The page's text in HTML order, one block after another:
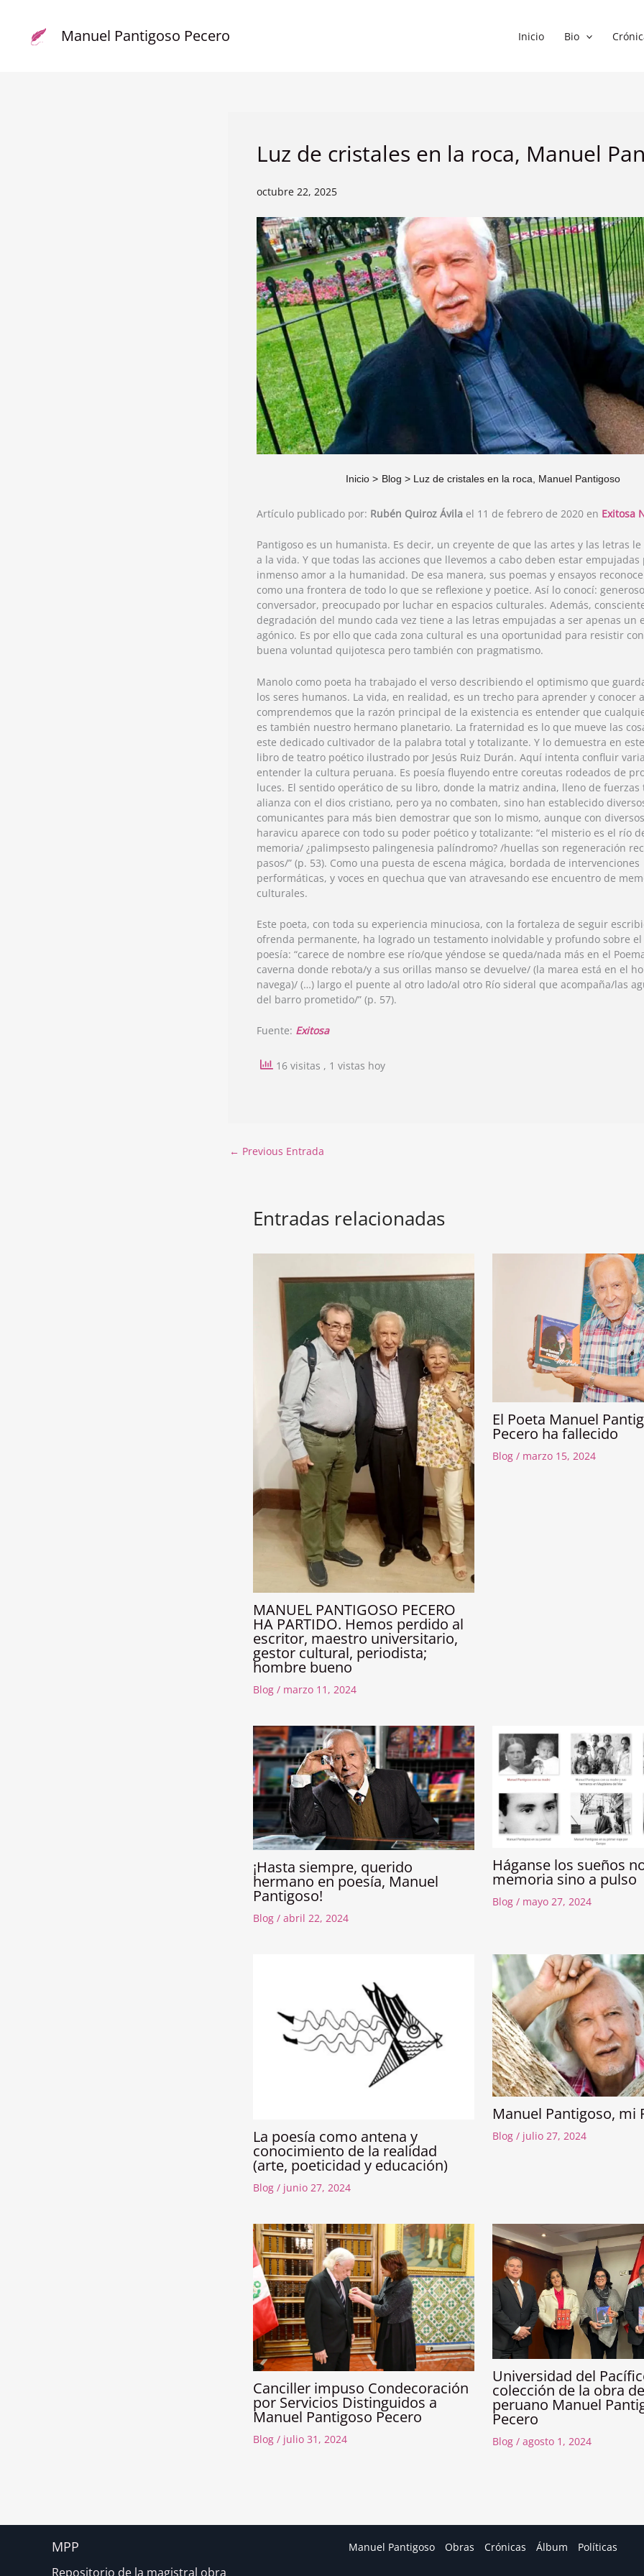
Manuel Pantigoso Pecero Inicio Bio
Luz de cristales en la roca, Manuel
octubre 22, 2025
Inicio Blog Luz de cristales en la roca, Manuel Pantigoso
Artículo publicado por: Rubén Quiroz Ávila el 11 de febrero de 2020 en Exitosa
Pantigoso es un humanista. Es decir, un creyente de que las artes y las letras
a la vida. Y que todas las acciones que llevemos a cabo deben estar
inmenso amor a la humanidad. De esa manera, sus poemas y ensayos
como una frontera de todo lo que se reflexione y poetice. Así lo conocí:
conversador, preocupado por luchar en espacios culturales. Además,
degradación del mundo cada vez tiene a las letras empujadas a ser apenas un
agónico. Es por ello que cada zona cultural es una oportunidad para resistir
buena voluntad quijotesca pero también con pragmatismo.
Manolo como poeta ha trabajado el verso describiendo el optimismo que
los seres humanos. La vida, en realidad, es un trecho para aprender y conocer
comprendemos que la razón principal de la existencia es entender que
es también nuestro hermano planetario. La fraternidad es lo que mueve las
este dedicado cultivador de la palabra total y totalizante. Y lo demuestra en
libro de teatro poético ilustrado por Jesús Ruiz Durán. Aquí intenta confluir
entender la cultura peruana. Es poesía fluyendo entre coreutas rodeados de
luces. El sentido operático de su libro, donde la matriz andina, lleno de fuerzas
alianza con el dios cristiano, pero ya no combaten, sino han establecido
comunicantes para más bien demostrar que son lo mismo, aunque con
haravicu aparece con todo su poder poético y totalizante: “el misterio es el río
memoria/ ¿palimpsesto palingenesia palíndromo? /huellas son regeneración
pasos/” (p. 53). Como una puesta de escena mágica, bordada de intervenciones
performáticas, y voces en quechua que van atravesando ese encuentro de
culturales.
Este poeta, con toda su experiencia minuciosa, con la fortaleza de seguir
ofrenda permanente, ha logrado un testamento inolvidable y profundo sobre
poesía: “carece de nombre ese río/que yéndose se queda/nada más en el
caverna donde rebota/y a sus orillas manso se devuelve/ (la marea está en el
navega)/ (…) largo el puente al otro lado/al otro Río sideral que acompaña/las
del barro prometido/” (p. 57).
Fuente: Exitosa
16 visitas , 1 vistas hoy
← Previous Entrada
Entradas relacionadas
MANUEL PANTIGOSO PECERO
HA PARTIDO. Hemos perdido al
escritor, maestro universitario,
gestor cultural, periodista;
hombre bueno
Blog / marzo 11, 2024
El Poeta Manuel
Pecero ha fallecido
Blog/ marzo 15, 2024
¡Hasta siempre, querido
hermano en poesía, Manuel
Pantigoso!
Blog / abril 22, 2024
Háganse los sueños
memoria sino a pulso
Blog/ mayo 27, 2024
La poesía como antena y
conocimiento de la realidad
(arte, poeticidad y educación)
Blog / junio 27, 2024
Manuel Pantigoso, mi
Blog/ julio 27, 2024
Canciller impuso Condecoración
por Servicios Distinguidos a
Manuel Pantigoso Pecero
Blog / julio 31, 2024
Universidad del
colección de la obra
peruano Manuel
Pecero
Blog/ agosto 1, 2024
MPP
Repositorio de la magistral obra
Manuel Pantigoso Obras Crónicas Álbum Políticas